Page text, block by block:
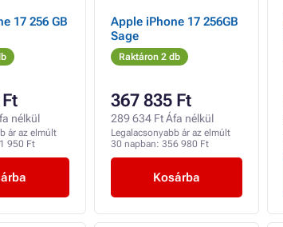
17 256 GB
nélkül
ár az elmúlt
950 Ft
Apple iPhone 17 256GB
Sage
Raktáron 2 db
367 835 Ft
289 634 Ft Áfa nélkül
Legalacsonyabb ár az elmúlt
30 napban: 356 980 Ft
Kosárba